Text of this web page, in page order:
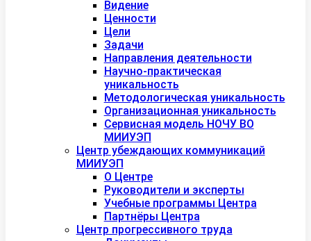
Видение
Ценности
Цели
Задачи
Направления деятельности
Научно-практическая
уникальность
Методологическая уникальность
Организационная уникальность
Сервисная модель НОЧУ ВО
МИИУЭП
Центр убеждающих коммуникаций
МИИУЭП
О Центре
Руководители и эксперты
Учебные программы Центра
Партнёры Центра
Центр прогрессивного труда